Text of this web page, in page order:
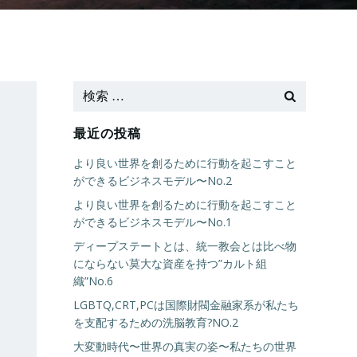
最近の投稿
より良い世界を創るために行動を起こすこと
ができるビジネスモデル〜No.2
より良い世界を創るために行動を起こすこと
ができるビジネスモデル〜No.1
ディープステートとは、統一教会とは比べ物
にならない莫大な資産を持つ”カルト組
織”No.6
LGBTQ,CRT,PCは国際財閥金融家系が私たち
を支配するための洗脳教育?NO.2
大変動時代〜世界の真実の姿〜私たちの世界